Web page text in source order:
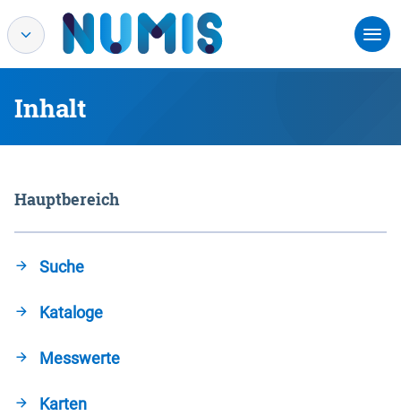
Inhalt
Hauptbereich
Suche
Kataloge
Messwerte
Karten